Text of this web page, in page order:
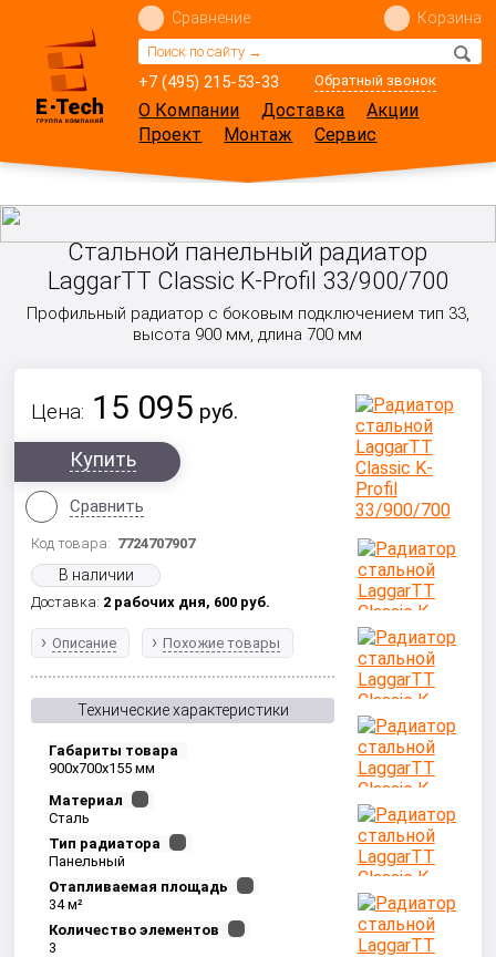
+7 (495) 215-53-33 Обратный звонок
Сравнение Корзина
О Компании Доставка
Акции
Проект
Монтаж Сервис
Стальной панельный радиатор
LaggarTT Classic K-Profil 33/900/700
Профильный радиатор с боковым подключением тип 33,
высота 900 мм, длина 700 мм
Цена: 15 095 руб.
Купить
Сравнить
Код товара: 7724707907
В наличии
Доставка: 2 рабочих дня, 600 руб.
Описание Похожие товары
Технические характеристики
Габариты товара
900x700x155 мм
Материал
Сталь
Тип радиатора
Панельный
Отапливаемая площадь
34 м²
Количество элементов
3